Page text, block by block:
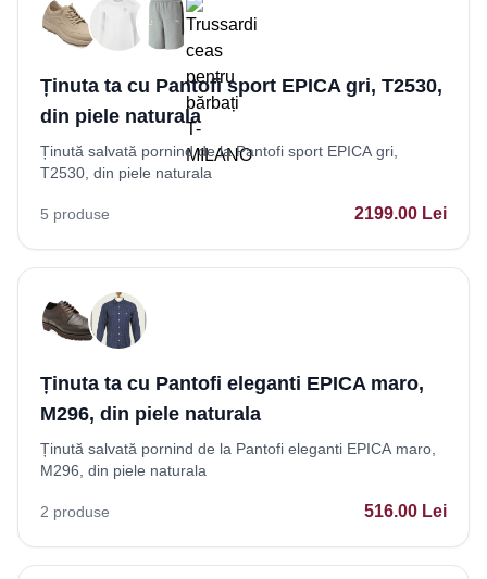
Ținuta ta cu Pantofi sport EPICA gri, T2530,
din piele naturala
Ținută salvată pornind de la Pantofi sport EPICA gri,
T2530, din piele naturala
5 produse 2199.00 Lei
Ținuta ta cu Pantofi eleganti EPICA maro,
M296, din piele naturala
Ținută salvată pornind de la Pantofi eleganti EPICA maro,
M296, din piele naturala
2 produse 516.00 Lei